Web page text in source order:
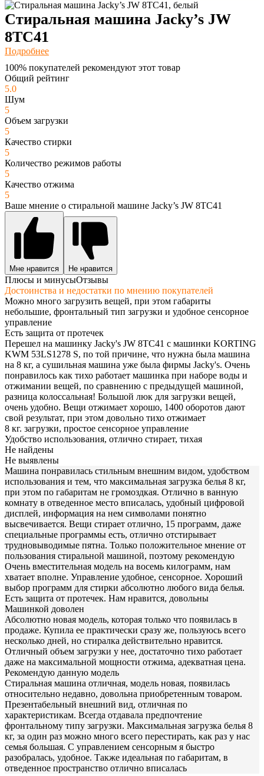
Стиральная машина Jacky’s JW
8TC41
Подробнее
100% покупателей рекомендуют этот товар
Общий рейтинг
5.0
Шум
5
Объем загрузки
5
Качество стирки
5
Количество режимов работы
5
Качество отжима
5
Ваше мнение о стиральной машине Jacky’s JW 8TC41
Мне нравится Не нравится
Плюсы и минусыОтзывы
Достоинства и недостатки по мнению покупателей
Можно много загрузить вещей, при этом габариты
небольшие, фронтальный тип загрузки и удобное сенсорное
управление
Есть защита от протечек
Перешел на машинку Jacky's JW 8TC41 с машинки KORTING
KWM 53LS1278 S, по той причине, что нужна была машина
на 8 кг, а сушильная машина уже была фирмы Jacky's. Очень
понравилось как тихо работает машинка при наборе воды и
отжимании вещей, по сравнению с предыдущей машиной,
разница колоссальная! Большой люк для загрузки вещей,
очень удобно. Вещи отжимает хорошо, 1400 оборотов дают
свой результат, при этом довольно тихо отжимает
8 кг. загрузки, простое сенсорное управление
Удобство использования, отлично стирает, тихая
Не найдены
Не выявлены
Машина понравилась стильным внешним видом, удобством
использования и тем, что максимальная загрузка белья 8 кг,
при этом по габаритам не громоздкая. Отлично в ванную
комнату в отведенное место вписалась, удобный цифровой
дисплей, информация на нем символами понятно
высвечивается. Вещи стирает отлично, 15 программ, даже
специальные программы есть, отлично отстирывает
трудновыводимые пятна. Только положительное мнение от
пользования стиральной машиной, поэтому рекомендую
Очень вместительная модель на восемь килограмм, нам
хватает вполне. Управление удобное, сенсорное. Хороший
выбор программ для стирки абсолютно любого вида белья.
Есть защита от протечек. Нам нравится, довольны
Машинкой доволен
Абсолютно новая модель, которая только что появилась в
продаже. Купила ее практически сразу же, пользуюсь всего
несколько дней, но стиралка действительно нравится.
Отличный объем загрузки у нее, достаточно тихо работает
даже на максимальной мощности отжима, адекватная цена.
Рекомендую данную модель
Стиральная машина отличная, модель новая, появилась
относительно недавно, довольна приобретенным товаром.
Презентабельный внешний вид, отличная по
характеристикам. Всегда отдавала предпочтение
фронтальному типу загрузки. Максимальная загрузка белья 8
кг, за один раз можно много всего перестирать, как раз у нас
семья большая. С управлением сенсорным я быстро
разобралась, удобное. Также идеальная по габаритам, в
отведенное пространство отлично вписалась